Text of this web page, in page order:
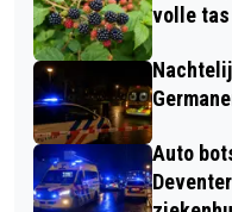
volle tas
Auto